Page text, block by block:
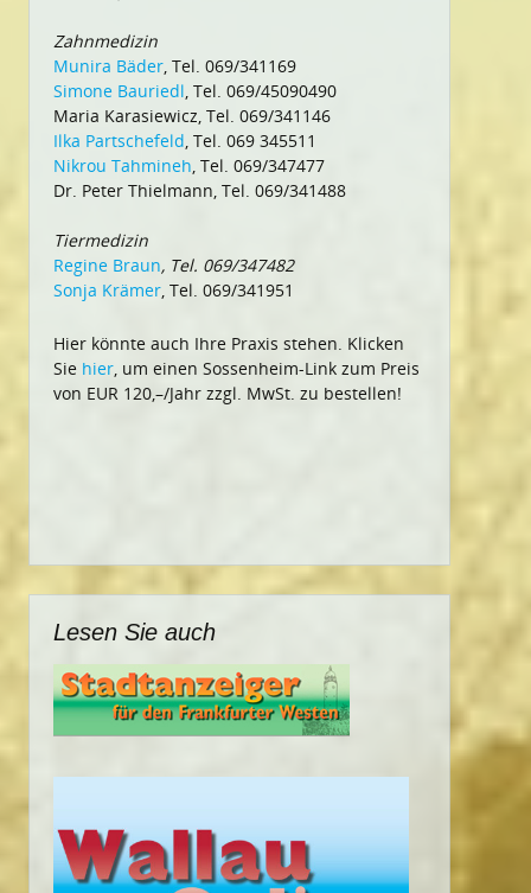
Zahnmedizin
Munira Bäder, Tel. 069/341169
Simone Bauriedl, Tel. 069/45090490
Maria Karasiewicz, Tel. 069/341146
Ilka Partschefeld, Tel. 069 345511
Nikrou Tahmineh, Tel. 069/347477
Dr. Peter Thielmann, Tel. 069/341488
Tiermedizin
Regine Braun, Tel. 069/347482
Sonja Krämer, Tel. 069/341951
Hier könnte auch Ihre Praxis stehen. Klicken
Sie hier, um einen Sossenheim-Link zum Preis
von EUR 120,–/Jahr zzgl. MwSt. zu bestellen!
Lesen Sie auch